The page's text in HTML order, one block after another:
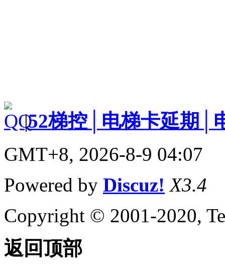
|52梯控│电梯卡延期│
GMT+8, 2026-8-9 04:07
Powered by Discuz! X3.4
Copyright © 2001-2020,
返回顶部